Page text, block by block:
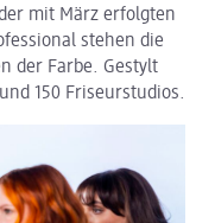
mit März erfolgten
stehen die
der Farbe. Gestylt
150 Friseurstudios.